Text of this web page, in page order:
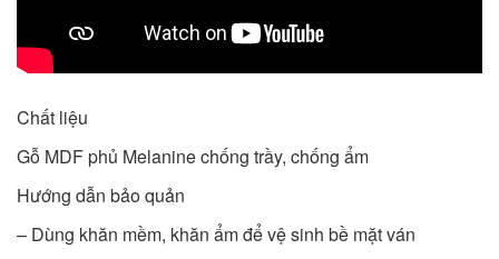
Chất liệu
Gỗ MDF phủ Melanine chống trầy, chống ẩm
Hướng dẫn bảo quản
– Dùng khăn mềm, khăn ẩm để vệ sinh bề mặt ván